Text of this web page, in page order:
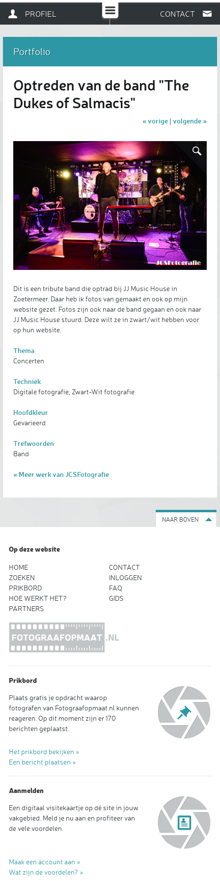
PROFIEL CONTACT
Portfolio
Optreden van de band "The
Dukes of Salmacis"
« vorige| volgende »
Dit is een tribute band die optrad bij JJ Music House in
Zoetermeer. Daar heb ik fotos van gemaakt en ook op mijn
website gezet. Fotos zijn ook naar de band gegaan en ook naar
JJ Music House stuurd. Deze wilt ze in zwart/wit hebben voor
op hun website.
Thema
Concerten
Techniek
Digitale fotografie, Zwart-Wit fotografie
Hoofdkleur
Gevarieerd
Trefwoorden
Band
« Meer werk van JCSFotografie
NAAR BOVEN
Op deze website
HOME
CONTACT
ZOEKEN
INLOGGEN
PRIKBORD
FAQ
HOE WERKT HET?
GIDS
PARTNERS
Prikbord
Plaats gratis je opdracht waarop
fotografen van Fotograafopmaat.nl kunnen
reageren. Op dit moment zijn er 170
berichten geplaatst.
Het prikbord bekijken »
Een bericht plaatsen »
Aanmelden
Een digitaal visitekaartje op dé site in jouw
vakgebied. Meld je nu aan en profiteer van
de vele voordelen.
Maak een account aan »
Wat zijn de voordelen? »